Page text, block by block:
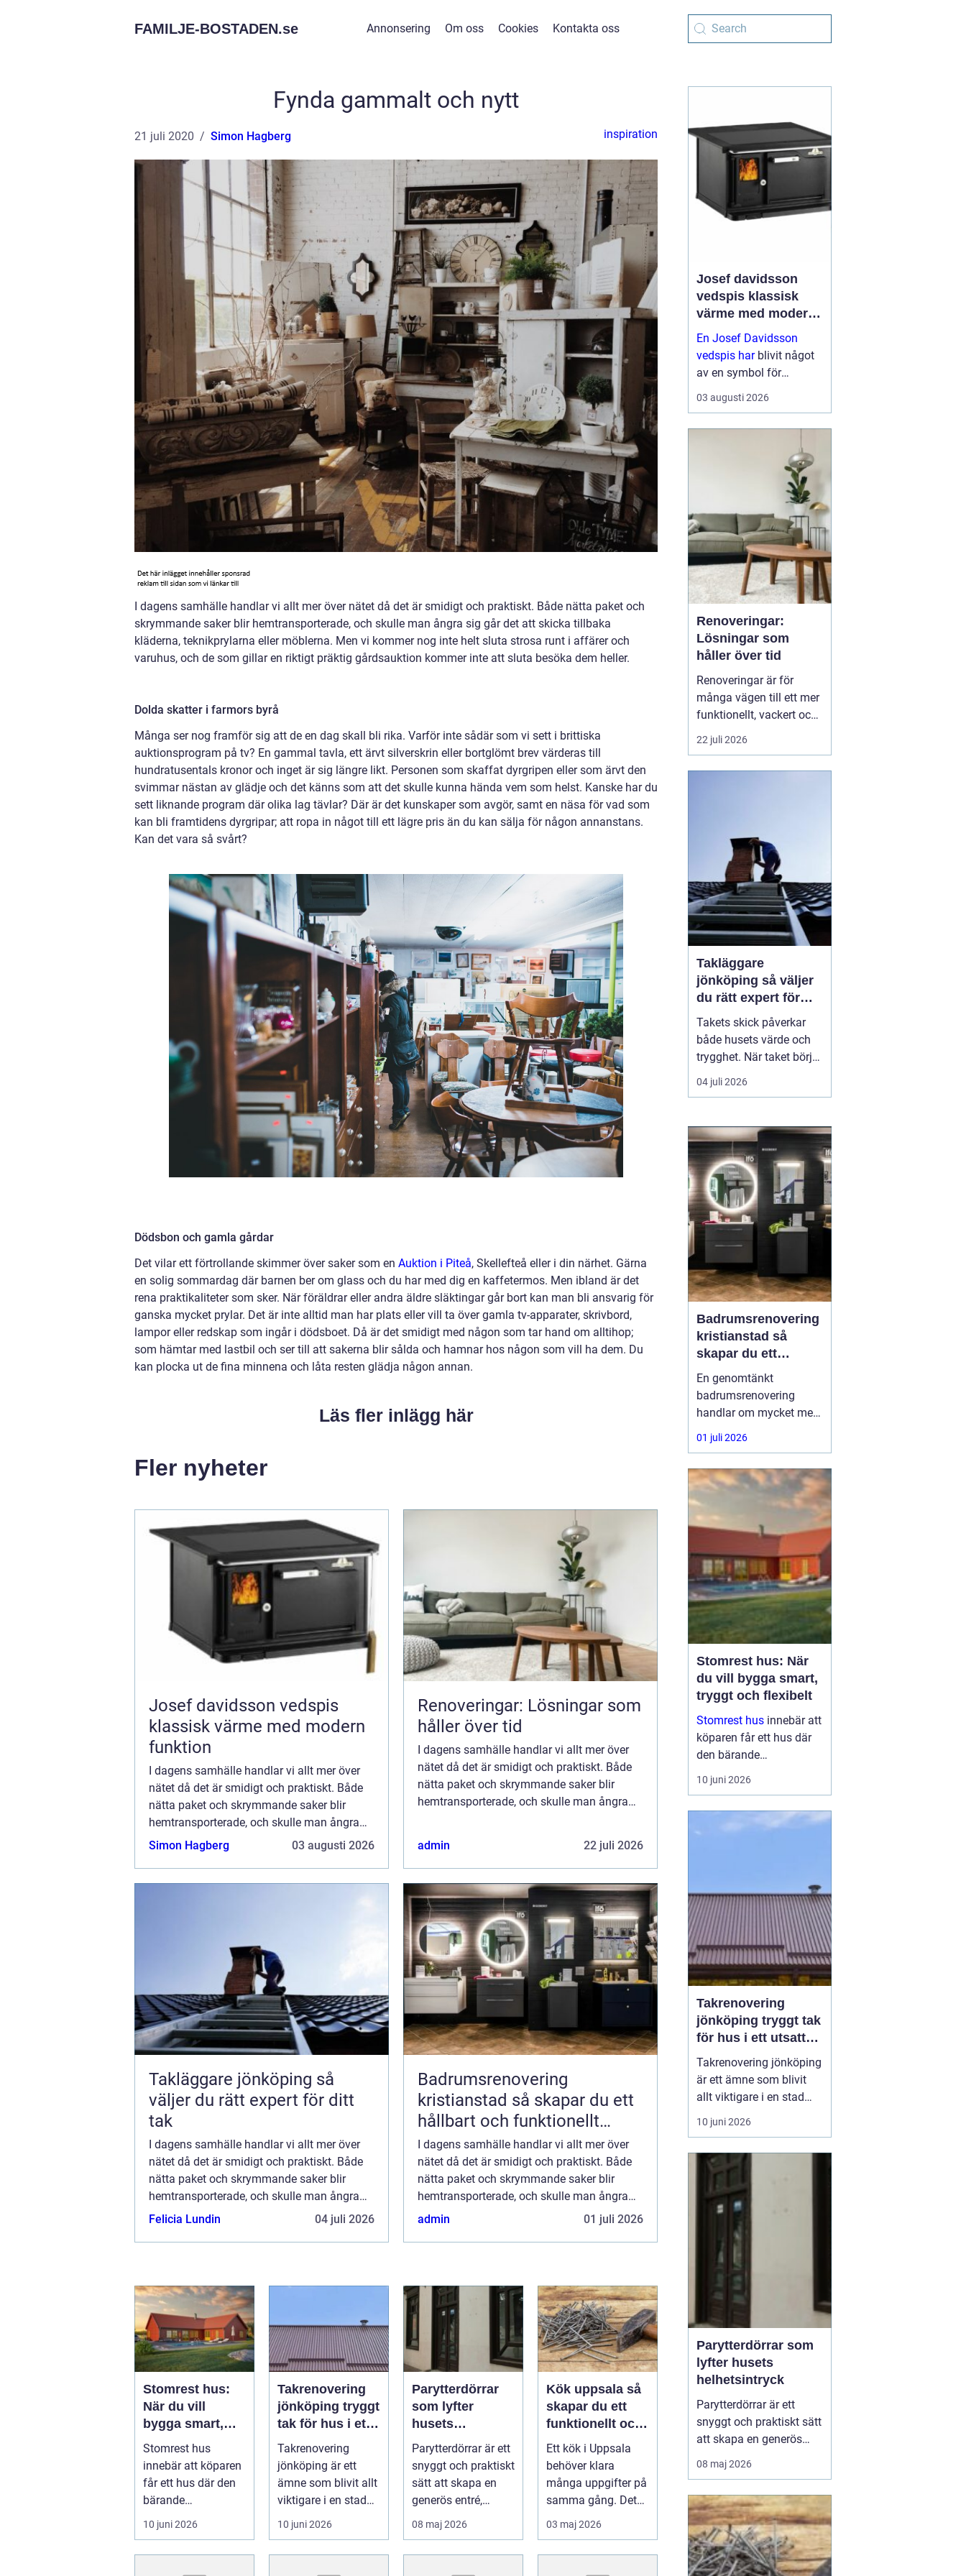
FAMILJE-BOSTADEN.se Annonsering Om oss Cookies Kontakta oss
Fynda gammalt och nytt
21 juli 2020 Simon Hagberg inspiration
I dagens samhälle handlar vi allt mer över nätet då det är smidigt och praktiskt. Både nätta paket och
skrymmande saker blir hemtransporterade, och skulle man ångra sig går det att skicka tillbaka
kläderna, teknikprylarna eller möblerna. Men vi kommer nog inte helt sluta strosa runt i affärer och
varuhus, och de som gillar en riktigt präktig gårdsauktion kommer inte att sluta besöka dem heller.
Dolda skatter i farmors byrå
Många ser nog framför sig att de en dag skall bli rika. Varför inte sådär som vi sett i brittiska
auktionsprogram på tv? En gammal tavla, ett ärvt silverskrin eller bortglömt brev värderas till
hundratusentals kronor och inget är sig längre likt. Personen som skaffat dyrgripen eller som ärvt den
svimmar nästan av glädje och det känns som att det skulle kunna hända vem som helst. Kanske har du
sett liknande program där olika lag tävlar? Där är det kunskaper som avgör, samt en näsa för vad som
kan bli framtidens dyrgripar; att ropa in något till ett lägre pris än du kan sälja för någon annanstans.
Kan det vara så svårt?
Dödsbon och gamla gårdar
Det vilar ett förtrollande skimmer över saker som en Auktion i Piteå, Skellefteå eller i din närhet. Gärna
en solig sommardag där barnen ber om glass och du har med dig en kaffetermos. Men ibland är det
rena praktikaliteter som sker. När föräldrar eller andra äldre släktingar går bort kan man bli ansvarig för
ganska mycket prylar. Det är inte alltid man har plats eller vill ta över gamla tv-apparater, skrivbord,
lampor eller redskap som ingår i dödsboet. Då är det smidigt med någon som tar hand om alltihop;
som hämtar med lastbil och ser till att sakerna blir sålda och hamnar hos någon som vill ha dem. Du
kan plocka ut de fina minnena och låta resten glädja någon annan.
Läs fler inlägg här
Fler nyheter
Josef davidsson vedspis
klassisk värme med modern
funktion
I dagens samhälle handlar vi allt mer över
nätet då det är smidigt och praktiskt. Både
nätta paket och skrymmande saker blir
hemtransporterade, och skulle man ångra
sig går det att skicka tillbaka kl&a...
Simon Hagberg 03 augusti 2026
Renoveringar: Lösningar som
håller över tid
I dagens samhälle handlar vi allt mer över
nätet då det är smidigt och praktiskt. Både
nätta paket och skrymmande saker blir
hemtransporterade, och skulle man ångra
admin
22 juli 2026
Takläggare jönköping så
väljer du rätt expert för ditt
tak
I dagens samhälle handlar vi allt mer över
nätet då det är smidigt och praktiskt. Både
nätta paket och skrymmande saker blir
hemtransporterade, och skulle man ångra
sig går det att skicka tillbaka kl&a...
Felicia Lundin 04 juli 2026
Badrumsrenovering
kristianstad så skapar du ett
hållbart och funktionellt
badrum
I dagens samhälle handlar vi allt mer över
nätet då det är smidigt och praktiskt. Både
nätta paket och skrymmande saker blir
hemtransporterade, och skulle man ångra
sig går det att skicka tillbaka kl&a...
admin 01 juli 2026
Stomrest hus:
När du vill
bygga smart,
tryggt och
flexibelt
Stomrest hus
innebär att köparen
får ett hus där den
bärande
konstruktione...
10 juni 2026
Takrenovering
jönköping tryggt
tak för hus i ett
utsatt klimat
Takrenovering
jönköping är ett
ämne som blivit allt
viktigare i en stad
där väderväxlingar,
kraftiga...
10 juni 2026
Parytterdörrar
som lyfter
husets
helhetsintryck
Parytterdörrar är ett
snyggt och praktiskt
sätt att skapa en
generös entré,
samtidigt som
huset får ...
08 maj 2026
Kök uppsala så
skapar du ett
funktionellt och
personligt kök
Ett kök i Uppsala
behöver klara
många uppgifter på
samma gång. Det
ska fungera i
vardagen, hålla för...
03 maj 2026
Josef davidsson
vedspis klassisk
värme med modern
funktion
En Josef Davidsson
vedspis harblivit något
av en symbol för
kombinationen av
traditionellt hantverk och
energieffektivitet. Stilen
03 augusti 2026
Renoveringar:
Lösningar som
håller över tid
Renoveringar är för
många vägen till ett mer
funktionellt, vackert och
värdefullt hem. Med rätt
planering, smarta
22 juli 2026
Takläggare
jönköping så väljer
du rätt expert för
ditt tak
Takets skick påverkar
både husets värde och
trygghet. När taket börjar
bli slitet handlar det inte
bara om utseende, utan
konstruktionen från fukt,
mögel och onödigt dyra
skador. Många
villaägare i Jönköping
ställer sig därför frågan:
n...
04 juli 2026
Badrumsrenovering
kristianstad så
skapar du ett
hållbart och
funktionellt badrum
En genomtänkt
badrumsrenovering
handlar om mycket mer
än kakel och inredning.
Vattensäkra lösningar,
energieffektiv teknik och
bra materialval avgör
hur bra badrummet
fungerar i vardagen och
hur länge det håller. För
den som
01 juli 2026
Stomrest hus: När
du vill bygga smart,
tryggt och flexibelt
Stomrest hus innebär att
köparen får ett hus där
den bärande
konstruktionen redan är
uppförd, ofta inklusive
ibland fönster och
10 juni 2026
Takrenovering
jönköping tryggt tak
för hus i ett utsatt
klimat
Takrenovering jönköping
är ett ämne som blivit
allt viktigare i en stad
där väderväxlingar,
kraftiga regn och vintrar
tak på hårda prov.
Många fastighetsägare
frågar sig om ett slitet
tak ska lagas, renoveras
eller bytas helt, o...
10 juni 2026
Parytterdörrar som
lyfter husets
helhetsintryck
Parytterdörrar är ett
snyggt och praktiskt sätt
att skapa en generös
entré, samtidigt som
huset får en mer
välkomnande känsla.
Parytterdörrar ger
bredare passage, mer
ljus och en tydlig
08 maj 2026